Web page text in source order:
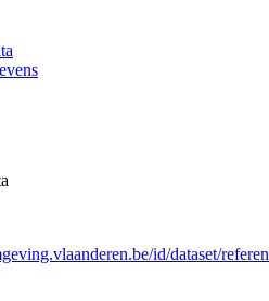
id/dataset/